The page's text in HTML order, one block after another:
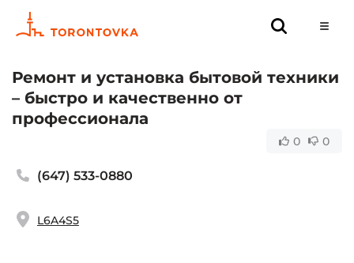
Ремонт и установка бытовой техники
– быстро и качественно от
профессионала
0 0
(647) 533-0880
L6A4S5